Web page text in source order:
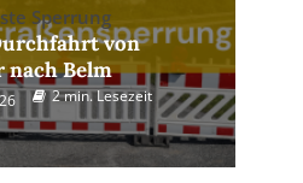
Sperrung
von
nach Belm
2 min. Lesezeit